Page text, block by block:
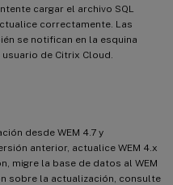
cargar el archivo SQL
correctamente. Las
se notifican en la esquina
de Citrix Cloud.
desde WEM 4.7 y
anterior, actualice WEM 4.x
migre la base de datos al WEM
sobre la actualización, consulte